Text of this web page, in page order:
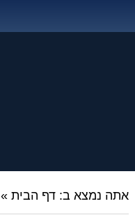
אתה נמצא ב: דף הבית»